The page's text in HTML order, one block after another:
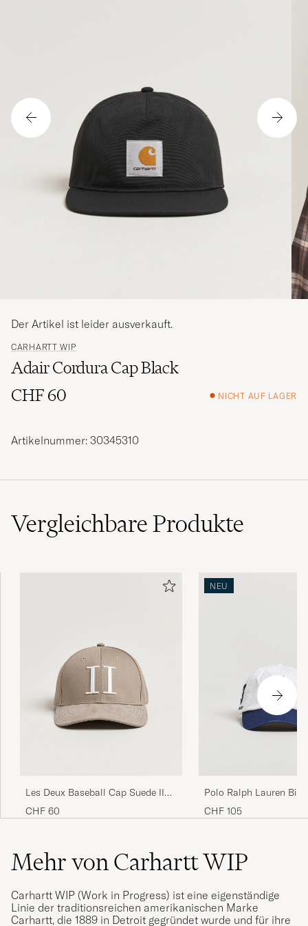
CARHARTT WIP
Adair Cordura Cap Black
CHF 60
NICHT AUF LAGER
Der Artikel ist leider ausverkauft.
Artikelnummer: 30345310
VergleichbareProdukte
Les Deux Baseball Cap Suede II
Desert Taupe Beige
CHF 60
NEU
Polo Ralph Lauren Big
Cap Ceramic White
CHF 105
Mehr von Carhartt WIP
Carhartt WIP (Work in Progress) ist eine eigenständige
Linie der traditionsreichen amerikanischen Marke
Carhartt, die 1889 in Detroit gegründet wurde und für ihre